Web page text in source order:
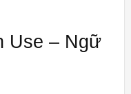
Use – Ngữ